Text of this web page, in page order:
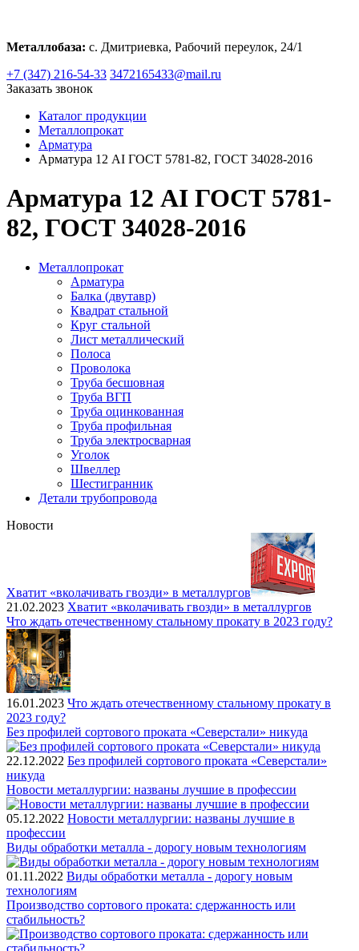
Металлобаза: с. Дмитриевка, Рабочий переулок, 24/1
+7 (347) 216-54-33 3472165433@mail.ru
Заказать звонок
Каталог продукции
Металлопрокат
Арматура
Арматура 12 АI ГОСТ 5781-82, ГОСТ 34028-2016
Арматура 12 АI ГОСТ 5781-
82, ГОСТ 34028-2016
Металлопрокат
Арматура
Балка (двутавр)
Квадрат стальной
Круг стальной
Лист металлический
Полоса
Проволока
Труба бесшовная
Труба ВГП
Труба оцинкованная
Труба профильная
Труба электросварная
Уголок
Швеллер
Шестигранник
Детали трубопровода
Новости
Хватит «вколачивать гвозди» в металлургов
21.02.2023 Хватит «вколачивать гвозди» в металлургов
Что ждать отечественному стальному прокату в 2023 году?
16.01.2023 Что ждать отечественному стальному прокату в
2023 году?
Без профилей сортового проката «Северстали» никуда
22.12.2022 Без профилей сортового проката «Северстали»
никуда
Новости металлургии: названы лучшие в профессии
05.12.2022 Новости металлургии: названы лучшие в
профессии
Виды обработки металла - дорогу новым технологиям
01.11.2022 Виды обработки металла - дорогу новым
технологиям
Производство сортового проката: сдержанность или
стабильность?